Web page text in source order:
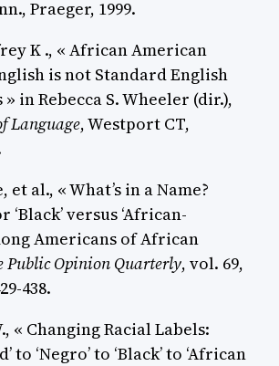
Praeger, 1999.
K ., « African American
is not Standard English
in Rebecca S.Wheeler (dir.),
Language, Westport CT,
et al., « What’s in a Name?
versus ‘African-
Americans of African
Public Opinion Quarterly, vol. 69,
438.
« Changing Racial Labels:
to ‘Negro’ to ‘Black’ to ‘African